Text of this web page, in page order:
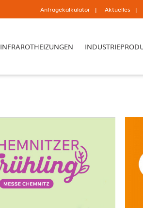
Anfragekalkulator Aktuelles
INFRAROTHEIZUNGEN